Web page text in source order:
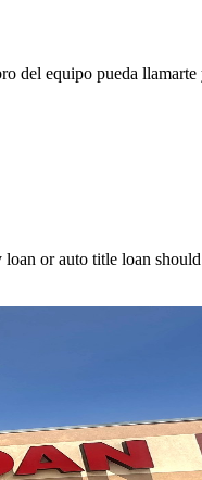
del equipo pueda
or auto title loan